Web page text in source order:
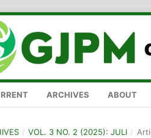
ARCHIVES ABOUT
/ VOL. 3 NO. 2 (2025): JULI /